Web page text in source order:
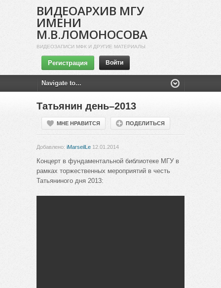
ВИДЕОАРХИВ МГУ
ИМЕНИ
М.В.ЛОМОНОСОВА
ВИДЕОЗАПИСИ МФК И ДРУГИЕ МАТЕРИАЛЫ
Регистрация Войти
Татьянин день–2013
МНЕ НРАВИТСЯ ПОДЕЛИТЬСЯ
Добавлено: iMarseilLe 12.01.2014
Концерт в фундаментальной библиотеке МГУ в
рамках торжественных мероприятий в честь
Татьяниного дня 2013: